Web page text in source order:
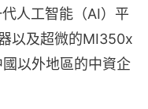
人工智能（AI）平
以及超微的MI350x
以外地區的中資企